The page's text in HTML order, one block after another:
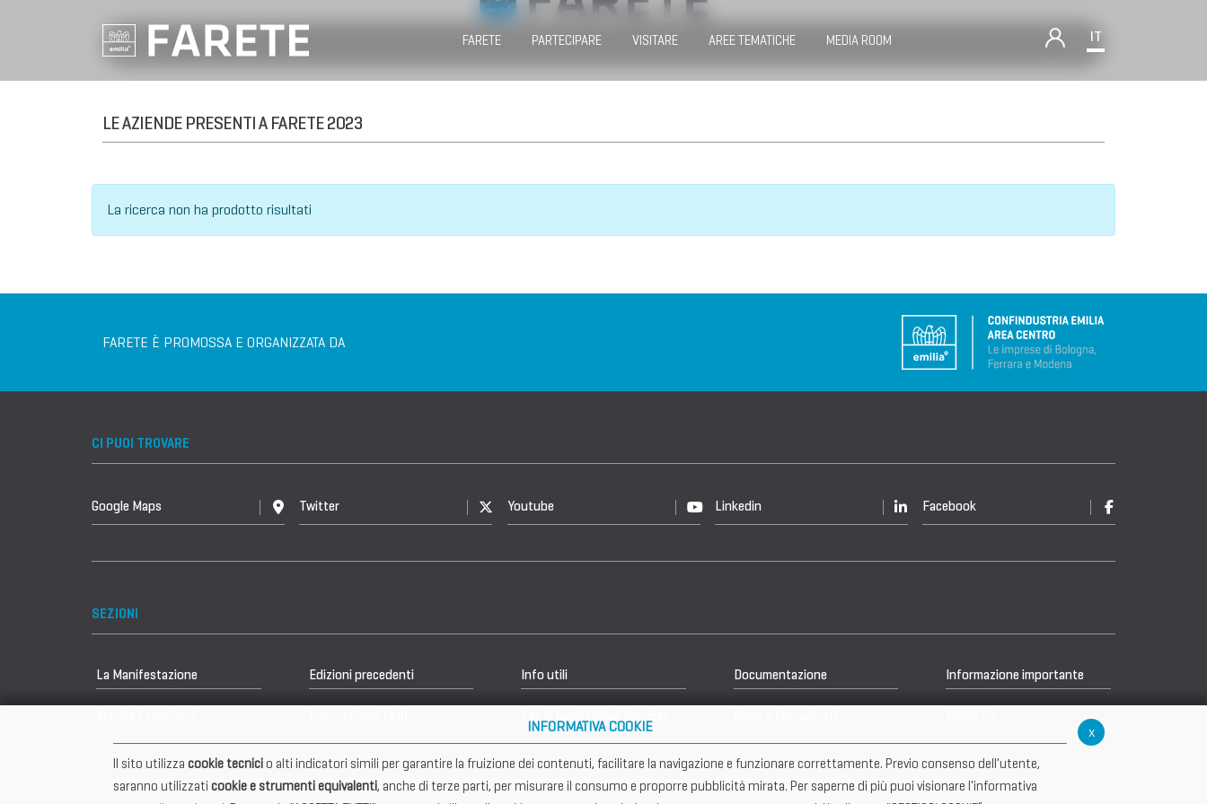
FARETE PARTECIPARE VISITARE AREE TEMATICHE MEDIA ROOM IT
LE AZIENDE PRESENTI A FARETE 2023
La ricerca non ha prodotto risultati
FARETE È PROMOSSA E ORGANIZZATA DA
CI PUOI TROVARE
Google Maps Twitter Youtube Linkedin Facebook
SEZIONI
La Manifestazione Edizioni precedenti Info utili Documentazione Informazione importante
x
INFORMATIVA COOKIE
Il sito utilizza cookie tecnici o alti indicatori simili per garantire la fruizione dei contenuti, facilitare la navigazione e funzionare correttamente. Previo consenso dell'utente,
saranno utilizzati cookie e strumenti equivalenti, anche di terze parti, per misurare il consumo e proporre pubblicità mirata. Per saperne di più puoi visionare l'informativa